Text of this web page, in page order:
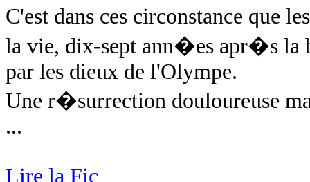
C'est dans ces circonstance
la vie, dix-sept ann�es apr�s la
par les dieux de l'Olympe.
Une r�surrection douloureuse
...
Lire la Fic